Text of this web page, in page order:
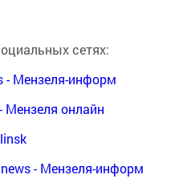
сетях:
- Мензеля-информ
Мензеля онлайн
- Мензеля-информ